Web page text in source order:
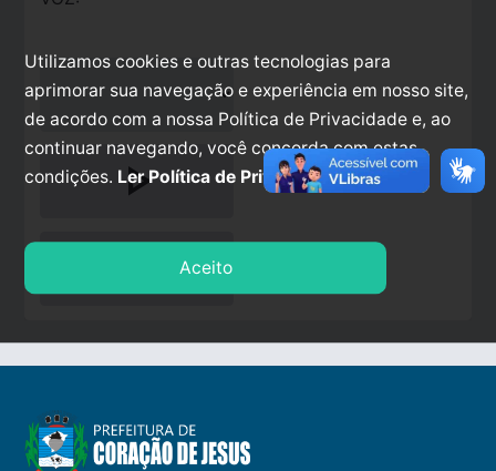
play_arrow
Utilizamos cookies e outras tecnologias para
aprimorar sua navegação e experiência em nosso site,
de acordo com a nossa Política de Privacidade e, ao
continuar navegando, você concorda com estas
condições. Ler Política de Privacidade.
Aceito